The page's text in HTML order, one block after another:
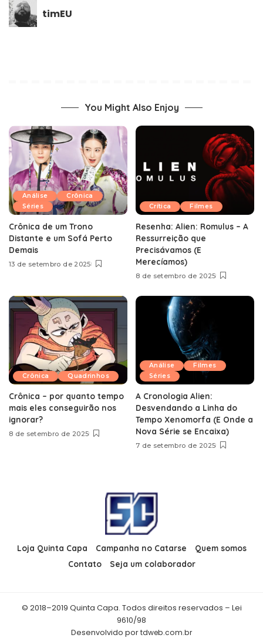
timEU
You Might Also Enjoy
Análise
Crônica
Séries
Crônica de um Trono
Distante e um Sofá Perto
Demais
13 de setembro de 2025
Crítica Filmes
Resenha: Alien: Romulus – A
Ressurreição que
Precisávamos (E
Merecíamos)
8 de setembro de 2025
Crônica Quadrinhos
Crônica – por quanto tempo
mais eles conseguirão nos
ignorar?
8 de setembro de 2025
Análise
Filmes
Séries
A Cronologia Alien:
Desvendando a Linha do
Tempo Xenomorfa (E Onde a
Nova Série se Encaixa)
7 de setembro de 2025
Loja Quinta Capa Campanha no Catarse
Quem somos
Contato
Seja um colaborador
© 2018–2019 Quinta Capa. Todos direitos reservados – Lei
9610/98
Desenvolvido portdweb.com.br